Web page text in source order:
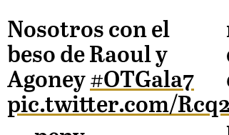
Nosotros con el
beso de Raoul y
Agoney#OTGala7
pic.twitter.com/